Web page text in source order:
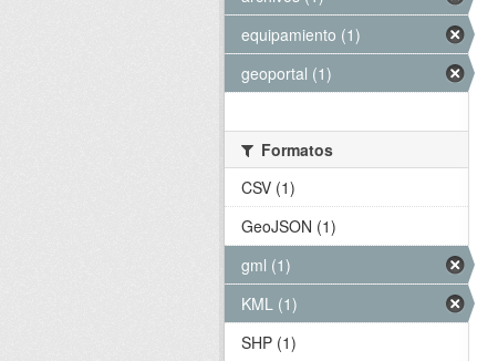
equipamiento (1)
geoportal (1)
Formatos
CSV (1)
GeoJSON (1)
gml (1)
KML (1)
SHP (1)